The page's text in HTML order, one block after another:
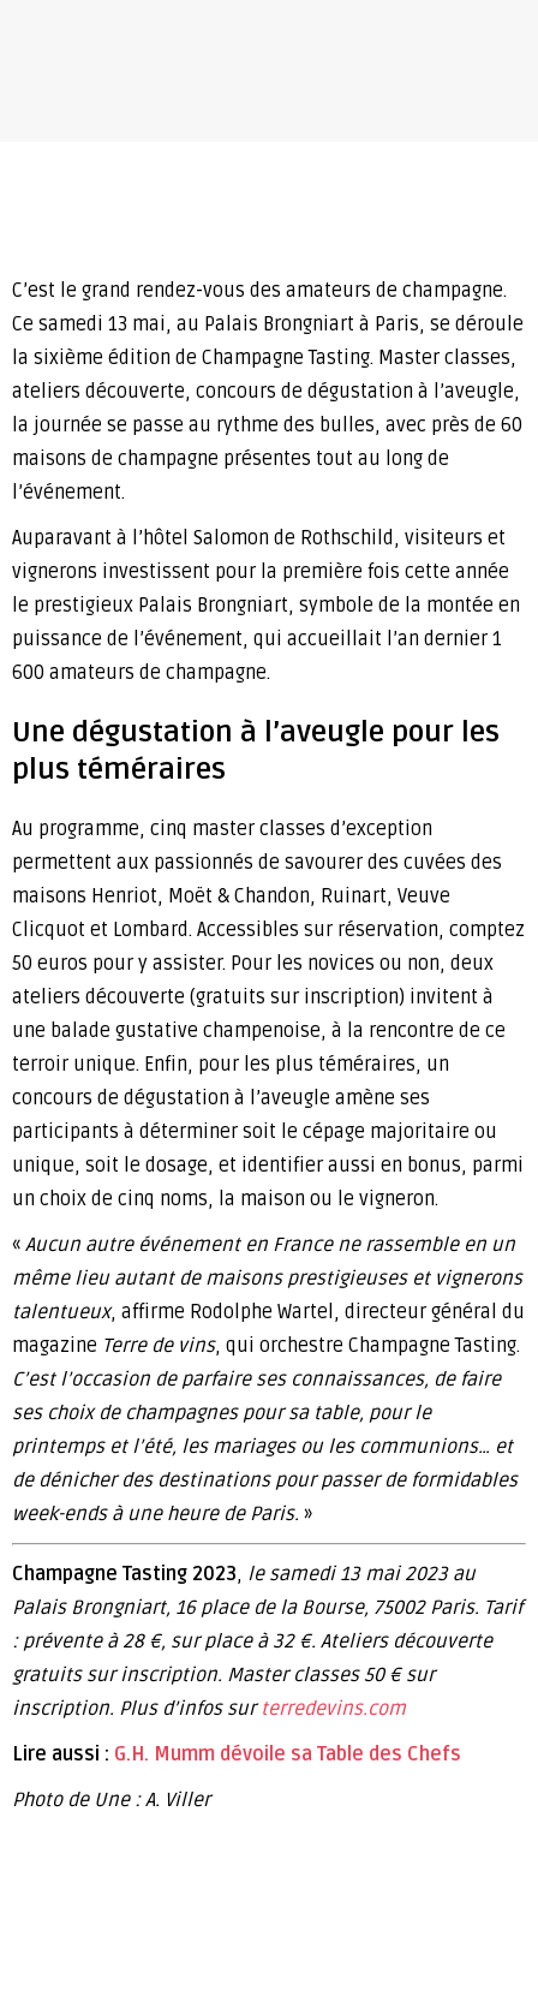
C’est le grand rendez-vous des amateurs de champagne.
Ce samedi 13 mai, au Palais Brongniart à Paris, se déroule
la sixième édition de Champagne Tasting. Master classes,
ateliers découverte, concours de dégustation à l’aveugle,
la journée se passe au rythme des bulles, avec près de 60
maisons de champagne présentes tout au long de
l’événement.
Auparavant à l’hôtel Salomon de Rothschild, visiteurs et
vignerons investissent pour la première fois cette année
le prestigieux Palais Brongniart, symbole de la montée en
puissance de l’événement, qui accueillait l’an dernier 1
600 amateurs de champagne.
Une dégustation à l’aveugle pour les
plus téméraires
Au programme, cinq master classes d’exception
permettent aux passionnés de savourer des cuvées des
maisons Henriot, Moët & Chandon, Ruinart, Veuve
Clicquot et Lombard. Accessibles sur réservation, comptez
50 euros pour y assister. Pour les novices ou non, deux
ateliers découverte (gratuits sur inscription) invitent à
une balade gustative champenoise, à la rencontre de ce
terroir unique. Enfin, pour les plus téméraires, un
concours de dégustation à l’aveugle amène ses
participants à déterminer soit le cépage majoritaire ou
unique, soit le dosage, et identifier aussi en bonus, parmi
un choix de cinq noms, la maison ou le vigneron.
« Aucun autre événement en France ne rassemble en un
même lieu autant de maisons prestigieuses et vignerons
talentueux, affirme Rodolphe Wartel, directeur général du
magazine Terre de vins, qui orchestre Champagne Tasting.
C’est l’occasion de parfaire ses connaissances, de faire
ses choix de champagnes pour sa table, pour le
printemps et l’été, les mariages ou les communions… et
de dénicher des destinations pour passer de formidables
week­-ends à une heure de Paris. »
Champagne Tasting 2023, le samedi 13 mai 2023 au
Palais Brongniart, 16 place de la Bourse, 75002 Paris. Tarif
: prévente à 28 €, sur place à 32 €. Ateliers découverte
gratuits sur inscription. Master classes 50 € sur
inscription. Plus d’infos surterredevins.com
Lire aussi : G.H. Mumm dévoile sa Table des Chefs
Photo de Une : A. Viller